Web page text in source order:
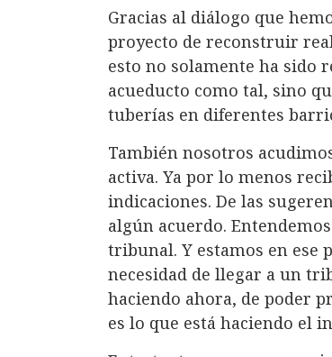
Gracias al diálogo que
proyecto de reconstruir
esto no solamente ha sido
acueducto como tal, sino
tuberías en diferentes
También nosotros
activa. Ya por lo menos
indicaciones. De las
algún acuerdo.
tribunal. Y estamos en ese
necesidad de llegar a un
haciendo ahora, de poder
es lo que está haciendo el